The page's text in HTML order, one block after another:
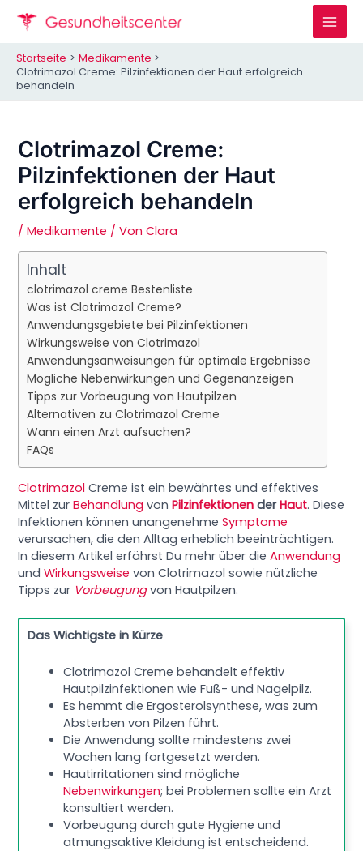
Inhalt
Startseite
Medikamente
Clotrimazol Creme: Pilzinfektionen der Haut erfolgreich
behandeln
Clotrimazol Creme:
Pilzinfektionen der Haut
erfolgreich behandeln
/Medikamente / VonClara
Inhalt
clotrimazol creme Bestenliste
Was ist Clotrimazol Creme?
Anwendungsgebiete bei Pilzinfektionen
Wirkungsweise von Clotrimazol
Anwendungsanweisungen für optimale Ergebnisse
Mögliche Nebenwirkungen und Gegenanzeigen
Tipps zur Vorbeugung von Hautpilzen
Alternativen zu Clotrimazol Creme
Wann einen Arzt aufsuchen?
FAQs
Clotrimazol Creme ist ein bewährtes und effektives
Mittel zurBehandlung vonPilzinfektionen derHaut. Diese
Infektionen können unangenehmeSymptome
verursachen, die den Alltag erheblich beeinträchtigen.
In diesem Artikel erfährst Du mehr über dieAnwendung
undWirkungsweise von Clotrimazol sowie nützliche
Tipps zur Vorbeugungvon Hautpilzen.
Das Wichtigste in Kürze
Clotrimazol Creme behandelt effektiv
Hautpilzinfektionen wie Fuß- und Nagelpilz.
Es hemmt die Ergosterolsynthese, was zum
Absterben von Pilzen führt.
Die Anwendung sollte mindestens zwei
Wochen lang fortgesetzt werden.
Hautirritationen sind mögliche
Nebenwirkungen; bei Problemen sollte ein Arzt
konsultiert werden.
Vorbeugung durch gute Hygiene und
atmungsaktive Kleidung ist entscheidend.